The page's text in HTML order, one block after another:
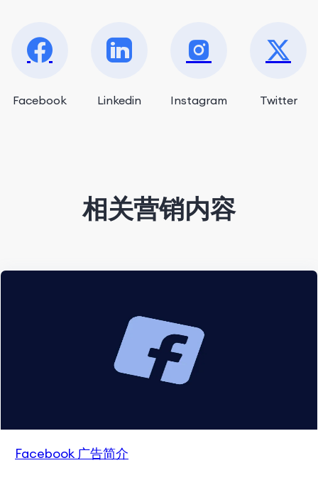
Facebook Linkedin Instagram Twitter
相关营销内容
Facebook 广告简介